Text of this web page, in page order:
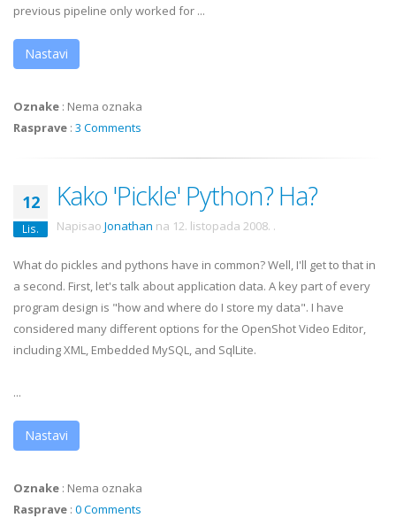
previous pipeline only worked for ...
Nastavi
Oznake : Nema oznaka
Rasprave : 3 Comments
12
Lis.
Kako 'Pickle' Python? Ha?
Napisao Jonathan na 12. listopada 2008. .
What do pickles and pythons have in common? Well, I'll get to that in
a second. First, let's talk about application data. A key part of every
program design is "how and where do I store my data". I have
considered many different options for the OpenShot Video Editor,
including XML, Embedded MySQL, and SqlLite.
...
Nastavi
Oznake : Nema oznaka
Rasprave : 0 Comments